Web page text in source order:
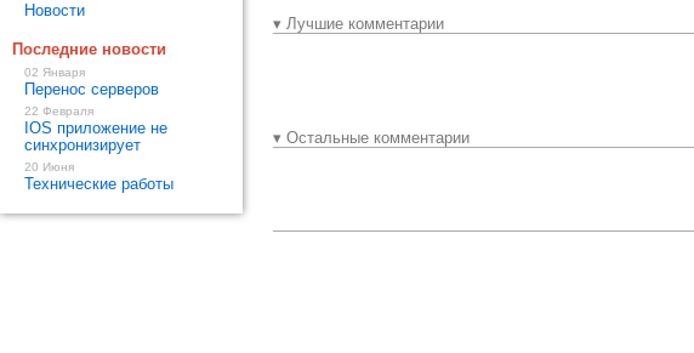
▾ Лучшие комментарии
▾ Остальные комментарии
Новости
Последние новости
02 Января
Перенос серверов
22 Февраля
IOS приложение не
синхронизирует
20 Июня
Технические работы